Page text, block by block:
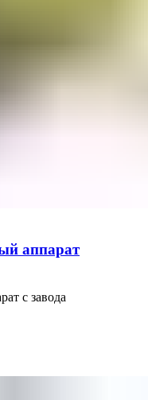
аппарат
с завода